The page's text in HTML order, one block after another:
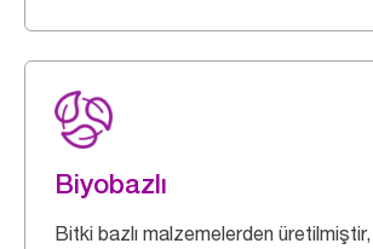
Biyobazlı
Bitki bazlı malzemelerden